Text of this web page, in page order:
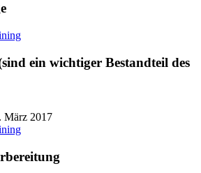
ein wichtiger Bestandteil des
März 2017